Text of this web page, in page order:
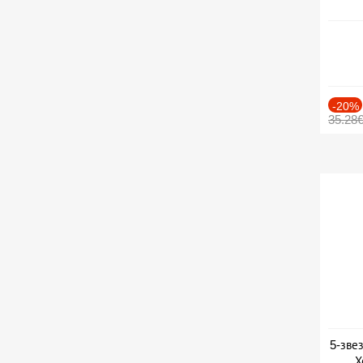
-20%
35.28€
5-